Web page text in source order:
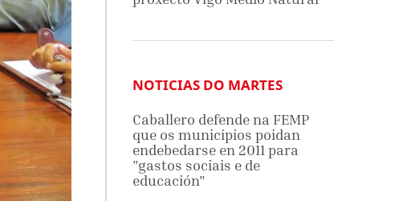
NOTICIAS DO MARTES
Caballero defende na FEMP
que os municipios poidan
endebedarse en 2011 para
"gastos sociais e de
educación"